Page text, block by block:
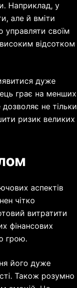
Наприклад, у
але й вміти
управляти своїм
відсотком
дуже
грає на менших
не тільки
ризик великих
аспектів
чітко
витратити
фінансових
грою.
його дуже
Також розумно